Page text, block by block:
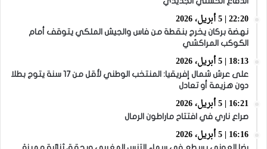
22:20 | 5 أبريل، 2026
نهضة بركان يخرج بنقطة من فاس والجيش الملكي يتوقف أمام
الكوكب المراكشي
18:13 | 5 أبريل، 2026
على عرش شمال إفريقيا: المنتخب الوطني لأقل من 17 سنة يتوج بطلا
دون هزيمة أو تعادل
16:21 | 5 أبريل، 2026
صراع ناري في افتتاح ماراطون الرمال
16:16 | 5 أبريل، 2026